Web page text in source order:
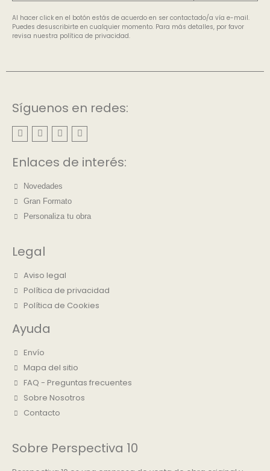
Al hacer click en el botón estás de acuerdo en ser contactado/a vía e-mail.
Puedes desuscribirte en cualquier momento. Para más detalles, por favor
revisa nuestra política de privacidad.
Síguenos en redes:
Enlaces de interés:
Novedades
Gran Formato
Personaliza tu obra
Legal
Aviso legal
Política de privacidad
Política de Cookies
Ayuda
Envío
Mapa del sitio
FAQ - Preguntas frecuentes
Sobre Nosotros
Contacto
Sobre Perspectiva 10